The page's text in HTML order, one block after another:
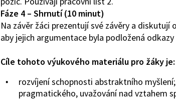
Fáze 4 – Shrnutí (10 minut)
Na závěr žáci prezentují své závěry a diskutují
aby jejich argumentace byla podložená
Cíle tohoto výukového materiálu pro žáky je:
rozvíjení schopnosti abstraktního
pragmatického, uvažování nad vztahem